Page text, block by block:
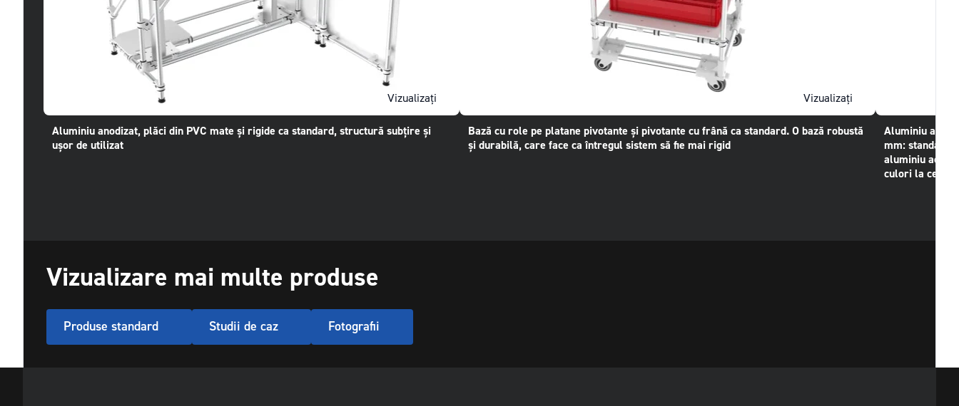
Vizualizați
Aluminiu anodizat, plăci din PVC mate și rigide ca standard, structură subțire și
ușor de utilizat
Vizualizați
Bază cu role pe platane pivotante și pivotante cu frână ca standard. O bază robustă
și durabilă, care face ca întregul sistem să fie mai rigid
Aluminiu
mm:
aluminiu
culori la cerere
Vizualizare mai multe produse
Produse standard Studii de caz Fotografii